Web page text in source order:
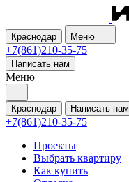
Краснодар Меню
+7(861)210-35-75
Написать нам
Меню
Краснодар Написать нам
+7(861)210-35-75
Проекты
Выбрать квартиру
Как купить